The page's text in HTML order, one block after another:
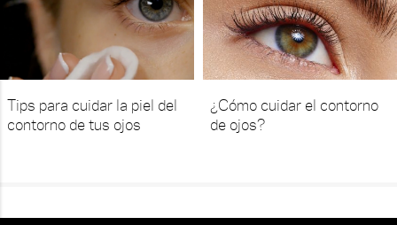
Tips para cuidar la piel del
contorno de tus ojos
¿Cómo cuidar el contorno
de ojos?